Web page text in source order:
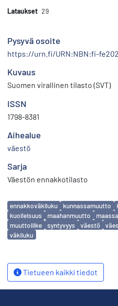
Lataukset 29
Pysyvä osoite
https://urn.fi/URN:NBN:fi-
Kuvaus
Suomen virallinen tilasto (SVT)
ISSN
1798-8381
Aihealue
väestö
Sarja
Väestön ennakkotilasto
Avainsanat
ennakkoväkiluku kunnassamuutto
kuolleisuus
maahanmuutto
muuttoliike
syntyvyys väestö
väkiluku
Tietueen kaikki tiedot